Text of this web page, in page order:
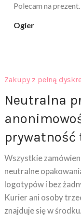
Neutralna
prywatność
Wszystkie
neutralne
logotypów i bez
Kurier ani osoby
znajduje się w
bankowym nie